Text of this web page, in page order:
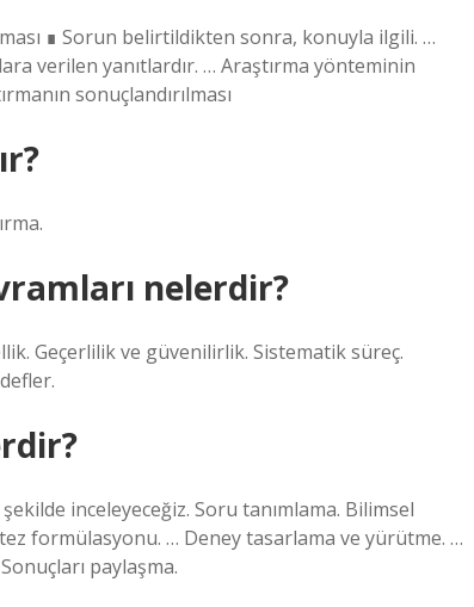
∎ Sorun belirtildikten sonra, konuyla ilgili. …
verilen yanıtlardır. … Araştırma yönteminin
sonuçlandırılması
nelerdir?
Geçerlilik ve güvenilirlik. Sistematik süreç.
inceleyeceğiz. Soru tanımlama. Bilimsel
formülasyonu. … Deney tasarlama ve yürütme. …
paylaşma.